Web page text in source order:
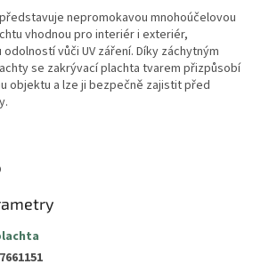
nepromokavou mnohoúčelovou
vhodnou pro interiér i exteriér,
vůči UV záření. Díky záchytným
se zakrývací plachta tvarem přizpůsobí
objektu a lze ji bezpečně zajistit před